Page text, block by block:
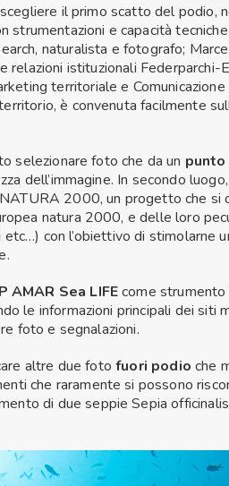
il primo scatto del podio,
strumentazioni e capacità
naturalista e fotografo;
relazioni istituzionali Federparchi-
territoriale e Comunicazione
è convenuta facilmente
selezionare foto che da un
dell’immagine. In secondo
2000, un progetto che si
natura 2000, e delle loro
con l’obiettivo di stimolarne
AMAR Sea LIFEcome strumento
le informazioni principali dei siti
foto e segnalazioni.
altre due fotofuori podio che
che raramente si possono
di due seppie Sepia